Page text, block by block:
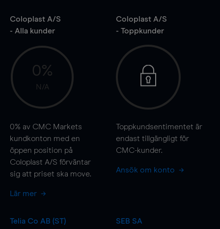
Coloplast A/S
- Alla kunder
0%
N/A
0% av CMC Markets
kundkonton med en
öppen position på
Coloplast A/S förväntar
sig att priset ska move.
Lär mer
Coloplast A/S
- Toppkunder
Toppkundsentimentet är
endast tillgängligt för
CMC-kunder.
Ansök om konto
Telia Co AB (ST)
SEB SA